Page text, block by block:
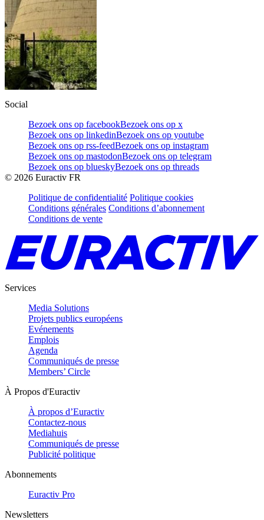
Social
Bezoek ons op facebookBezoek ons op x
Bezoek ons op linkedinBezoek ons op youtube
Bezoek ons op rss-feedBezoek ons op instagram
Bezoek ons op mastodonBezoek ons op telegram
Bezoek ons op blueskyBezoek ons op threads
© 2026 Euractiv FR
Politique de confidentialité Politique cookies
Conditions générales Conditions d’abonnement
Conditions de vente
Services
Media Solutions
Projets publics européens
Evénements
Emplois
Agenda
Communiqués de presse
Members’ Circle
À Propos d'Euractiv
À propos d’Euractiv
Contactez-nous
Mediahuis
Communiqués de presse
Publicité politique
Abonnements
Euractiv Pro
Newsletters